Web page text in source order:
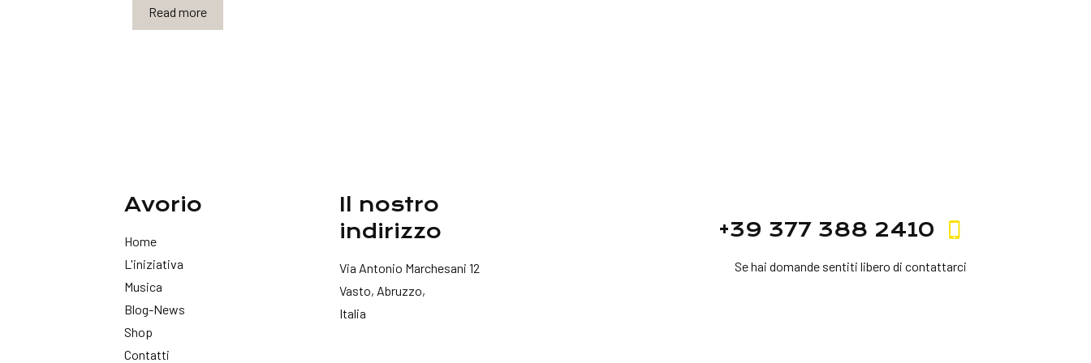
Read more
Avorio
Home
L'iniziativa
Musica
Blog-News
Shop
Contatti
Il nostro
indirizzo
Via Antonio Marchesani 12
Vasto, Abruzzo,
Italia
+39 377 388 2410
Se hai domande sentiti libero di contattarci